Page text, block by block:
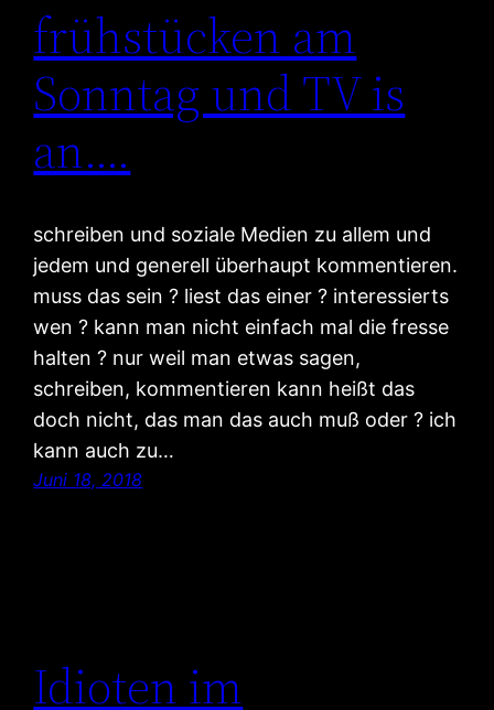
frühstücken am
Sonntag und TV is
an….
schreiben und soziale Medien zu allem und
jedem und generell überhaupt kommentieren.
muss das sein ? liest das einer ? interessierts
wen ? kann man nicht einfach mal die fresse
halten ? nur weil man etwas sagen,
schreiben, kommentieren kann heißt das
doch nicht, das man das auch muß oder ? ich
kann auch zu…
Juni 18, 2018
Idioten im